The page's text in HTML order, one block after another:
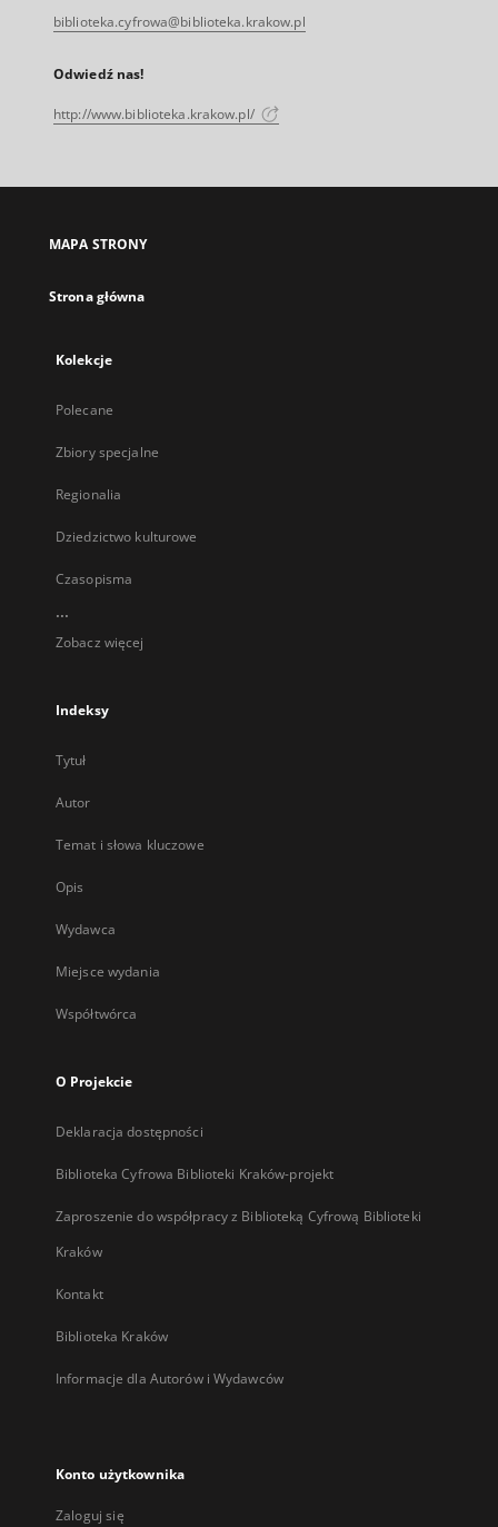
biblioteka.cyfrowa@biblioteka.krakow.pl
Odwiedź nas!
http://www.biblioteka.krakow.pl/
MAPA STRONY
Strona główna
Kolekcje
Polecane
Zbiory specjalne
Regionalia
Dziedzictwo kulturowe
Czasopisma
...
Zobacz więcej
Indeksy
Tytuł
Autor
Temat i słowa kluczowe
Opis
Wydawca
Miejsce wydania
Współtwórca
O Projekcie
Deklaracja dostępności
Biblioteka Cyfrowa Biblioteki Kraków-projekt
Zaproszenie do współpracy z Biblioteką Cyfrową Biblioteki
Kraków
Kontakt
Biblioteka Kraków
Informacje dla Autorów i Wydawców
Konto użytkownika
Zaloguj się